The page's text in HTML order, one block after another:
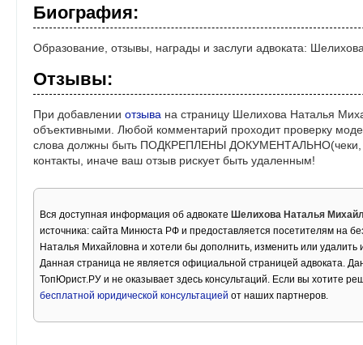
Биография:
Образование, отзывы, награды и заслуги адвоката:
Отзывы:
При добавлении отзыва на страницу Шелихова Наталья
объективными. Любой комментарий проходит проверку
слова должны быть ПОДКРЕПЛЕНЫ ДОКУМЕНТАЛЬНО(чеки,
контакты, иначе ваш отзыв рискует быть удаленным!
Вся доступная информация об адвокате Шелихова Наталья
источника: сайта Минюста РФ и предоставляется посетителям на
Наталья Михайловна и хотели бы дополнить, изменить или
Данная страница не является официальной страницей адвоката.
ТопЮрист.РУ и не оказывает здесь консультаций. Если вы хотите
бесплатной юридической консультацией от наших партнеров.